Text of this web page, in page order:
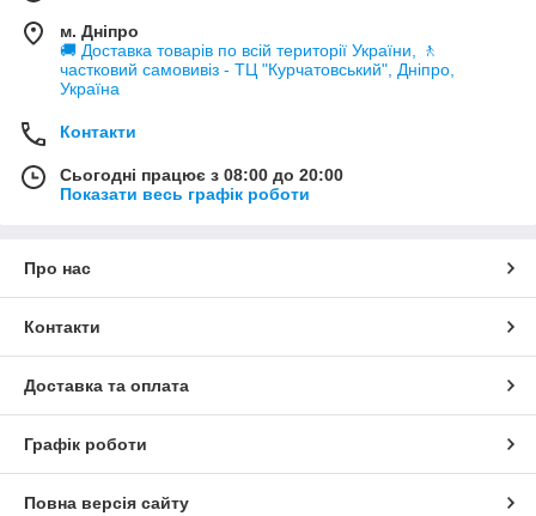
м. Дніпро
🚚 Доставка товарів по всій території України, 🚶
частковий самовивіз - ТЦ "Курчатовський", Дніпро,
Україна
Контакти
Сьогодні працює з 08:00 до 20:00
Показати весь графік роботи
Про нас
Контакти
Доставка та оплата
Графік роботи
Повна версія сайту